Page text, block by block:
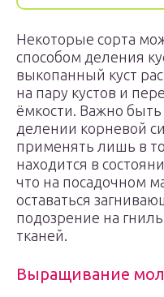
Некоторые сорта
способом деления
выкопанный куст
на пару кустов и
ёмкости. Важно
делении корневой
применять лишь в
находится в
что на посадочном
оставаться
подозрение на
тканей.
Выращивание